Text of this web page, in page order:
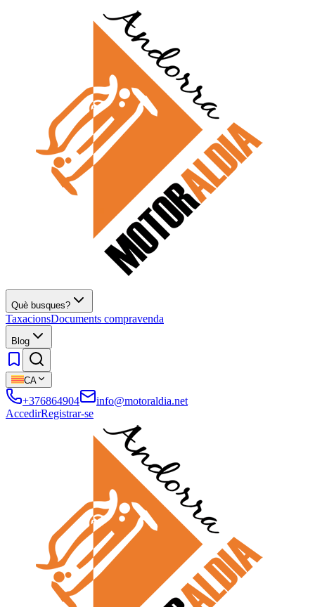
Què busques?
TaxacionsDocuments compravenda
Blog
CA
+376864904
info@motoraldia.net
AccedirRegistrar-se